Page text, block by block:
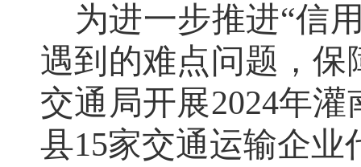
为进一步推进“信
遇到的难点问题，保
交通局开展2024年
县15家交通运输企